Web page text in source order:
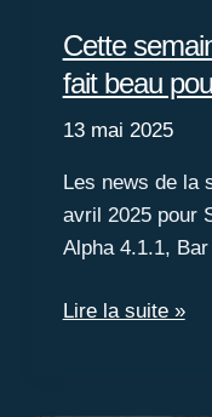
Cette
fait beau
13 mai 2025
Les news de la
avril 2025 pour
Alpha 4.1.1,
Cette
Lire la suite »